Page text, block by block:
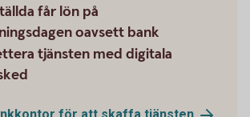
får lön på
oavsett bank
tjänsten med digitala